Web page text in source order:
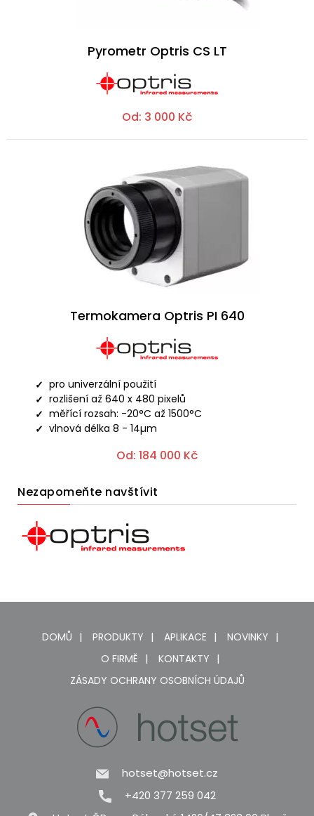
Pyrometr Optris CS LT
Od: 3 000 Kč
Termokamera Optris PI 640
pro univerzální použití
rozlišení až 640 x 480 pixelů
měřící rozsah: -20°C až 1500°C
vlnová délka 8 - 14µm
Od: 184 000 Kč
Nezapomeňte navštívit
DOMŮ PRODUKTY APLIKACE
NOVINKY
O FIRMĚ
KONTAKTY
ZÁSADY OCHRANY OSOBNÍCH ÚDAJŮ
hotset@hotset.cz
+420 377 259 042